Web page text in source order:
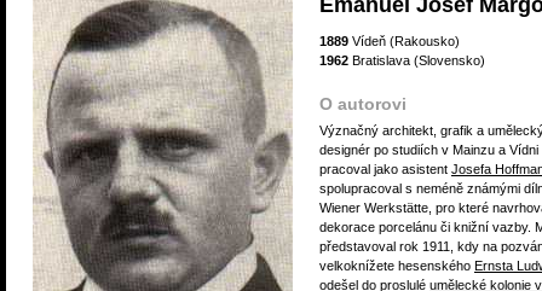
Emanuel Josef
1889 Vídeň (Rakousko)
1962 Bratislava (Slovensko)
O autorovi
Význačný architekt, grafik a
designér po studiích v Mainzu a Vídni
pracoval jako asistent Josefa
spolupracoval s neméně známými
Wiener Werkstätte, pro které
dekorace porcelánu či knižní vazby.
představoval rok 1911, kdy na
velkoknížete hesenského Ernsta
odešel do proslulé umělecké kolonie v